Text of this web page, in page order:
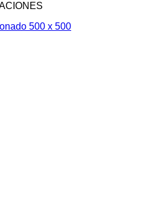
500 x 500